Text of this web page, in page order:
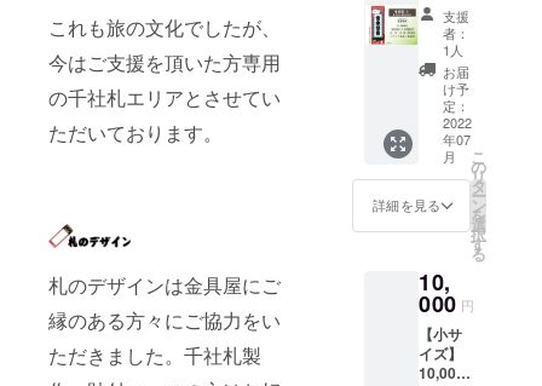
これも旅の文化でしたが、
今はご支援を頂いた方専用
の千社札エリアとさせてい
ただいております。
札のデザインは金具屋にご
縁のある方々にご協力をい
ただきました。千社札製
の為、
千社札
が金具
屋の取
材、ロ
ケなど
で映り
込む場
合があ
りま
す。勝
許諾と
させて
いただ
きま
す。 ・
千社札
不可と
させて
いただ
きま
す。 ・
ギフト
などで
ご本人
と別の
名入れ
をする
場合
は、事
考欄に
ご記載
下さ
い。 ・
公序良
俗に反
電話番
号をご
入力く
ださ
い。 ・
個人名
だけで
なく連
名、会
社名、
団体名
も可能
です。
し、本
人とは
無関係
な著名
人や著
作権に
事項 ・
名入れ
時にデ
ザイン
のやり
取りを
いたし
ますの
で、お
間違え
の無い
よう
アドレ
ス、お
電話番
号をご
入力く
ださ
温泉の
イベン
トを通
じての
ご縁で
す。何
もない
ところ
にペン
ていく
制作工
常に面
白く生
命が生
まれ増
えてい
く様子
たり連
名にす
ること
も可能
です。
製作前
にデー
タで確
認して
きま
す。 ----
- デザイ
HAL-hi
中嶋春
陽。俳
優、歌
手。金
【備考
欄】に
名入れ
文字を
指定し
てくだ
さい
※※※※※※
※※※※※※
※※※※※※
※※※※※
名入れ
たり連
名にす
ること
も可能
です。
廊下
（場所
の指定
はでき
ませ
ん） 名
前入り
札大・
中・小
を各4枚
ご住所
中・小
を各1枚
をご住
所に送
付
※※※※※※
噛み合
いつつ
永遠に
続いて
ほしい
という
イメー
支援御
礼』 オ
リジナ
作 金具
屋に1年
間貼付
貼付場
所：金
具屋1階
円 千社
札【看
板猫】
小サイ
ズ貼付
貼付札
寸法：
約 幅
40mm
縦
110mm
概要：
金具屋
間活躍
した看
板猫。
今はお
空の上
から見
支援
者：
1人
お届
け予
定：
2022
年07
月
詳細を見る
こ
の
リ
タ
ー
ン
を
選
択
す
る
10,
000 円
【小サ
イズ】
10,000